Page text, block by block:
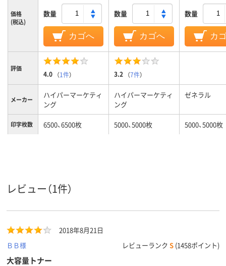
価格
(税込)
数量
カゴへ
数量
カゴへ
数量
カ
評価
4.0 （1件） 3.2 （7件）
メーカー
ハイパーマーケティ
ング
ハイパーマーケティ
ング
ゼネラル
印字枚数 6500、6500枚 5000、5000枚 5000、5000枚
レビュー（1件）
2018年8月21日
ＢＢ様
レビューランク S (1458ポイント)
大容量トナー